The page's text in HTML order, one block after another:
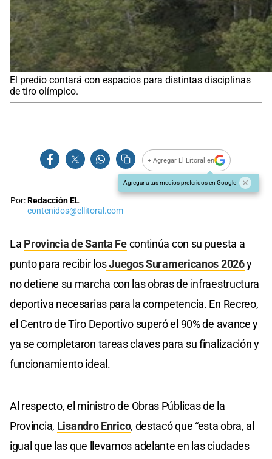
El predio contará con espacios para distintas disciplinas
de tiro olímpico.
+ Agregar El Litoral en
Agregar a tus medios preferidos en Google
Por:Redacción EL
contenidos@ellitoral.com
La Provincia de Santa Fecontinúa con su puesta a
punto para recibir losJuegos Suramericanos 2026y
no detiene su marcha con las obras de infraestructura
deportiva necesarias para la competencia. En Recreo,
el Centro de Tiro Deportivo superó el 90% de avance y
ya se completaron tareas claves para su finalización y
funcionamiento ideal.
Al respecto, el ministro de Obras Públicas de la
Provincia, Lisandro Enrico, destacó que “esta obra, al
igual que las que llevamos adelante en las ciudades